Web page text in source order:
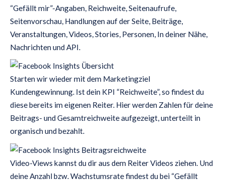
“Gefällt mir”-Angaben, Reichweite, Seitenaufrufe,
Seitenvorschau, Handlungen auf der Seite, Beiträge,
Veranstaltungen, Videos, Stories, Personen, In deiner Nähe,
Nachrichten und API.
Starten wir wieder mit dem Marketingziel
Kundengewinnung. Ist dein KPI “Reichweite”, so findest du
diese bereits im eigenen Reiter. Hier werden Zahlen für deine
Beitrags- und Gesamtreichweite aufgezeigt, unterteilt in
organisch und bezahlt.
Video-Views kannst du dir aus dem Reiter Videos ziehen. Und
deine Anzahl bzw. Wachstumsrate findest du bei “Gefällt